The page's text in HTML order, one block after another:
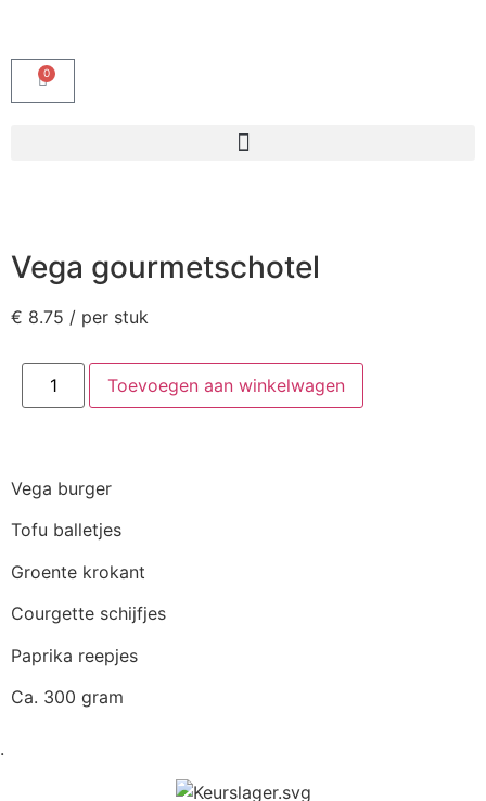
0
Vega gourmetschotel
€ 8.75 / per stuk
Toevoegen aan winkelwagen
Vega burger
Tofu balletjes
Groente krokant
Courgette schijfjes
Paprika reepjes
Ca. 300 gram
.